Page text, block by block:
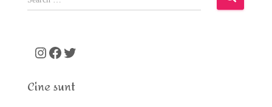
e
o
Instagram Facebook Twitter
Cine sunt